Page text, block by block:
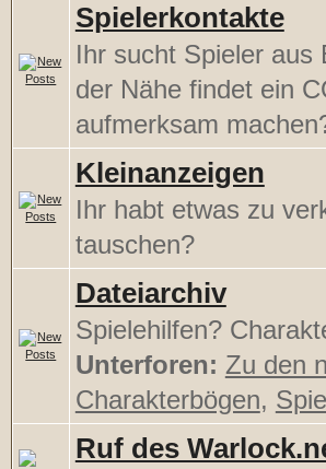
Spielerkontakte
Ihr sucht Spieler aus
der Nähe findet ein
aufmerksam
Kleinanzeigen
Ihr habt etwas zu
tauschen?
Dateiarchiv
Spielehilfen?
Unterforen: Zu den
Charakterbögen,
Ruf des